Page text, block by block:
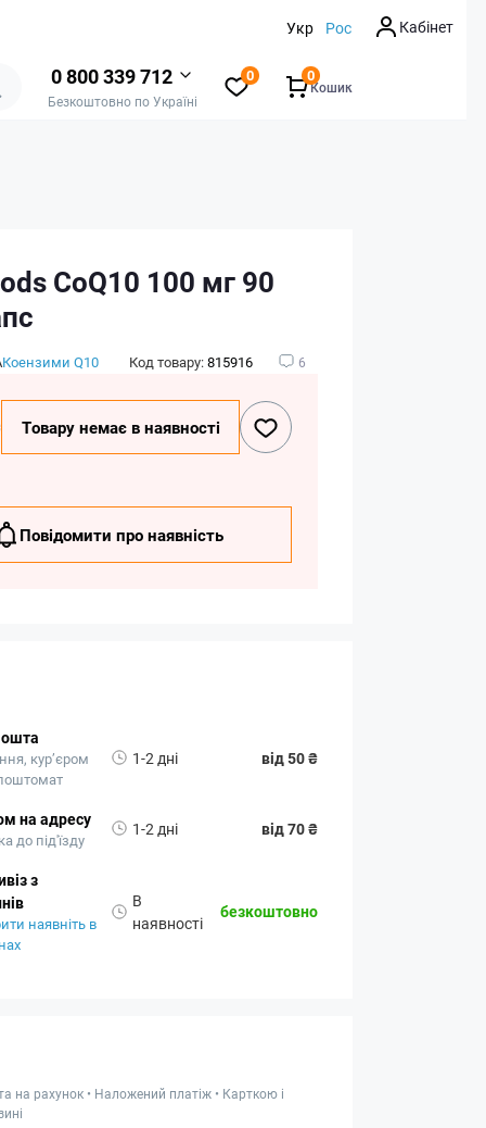
Укр Рос Кабінет
0 800 339 712
Безкоштовно по Україні
0
Кошик
0
CoQ10 100 мг 90
Коензими Q10 Код товару:815916 6
Товару немає в наявності
Повідомити про наявність
кур’єром
1-2 дні від 50 ₴
на адресу
до під'їзду
1-2 дні від 70 ₴
з
наявніть в
В
наявності
безкоштовно
на рахунок • Наложений платіж • Карткою і